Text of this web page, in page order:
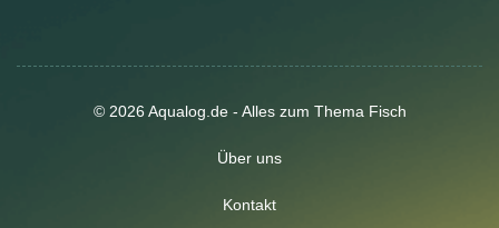
© 2026 Aqualog.de - Alles zum Thema Fisch
Über uns
Kontakt